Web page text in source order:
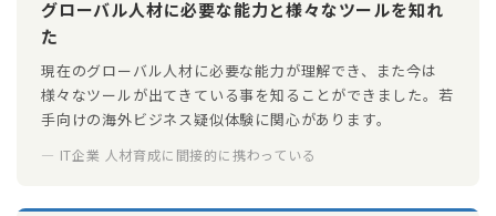
グローバル人材に必要な能力と様々なツールを知れ
た
現在のグローバル人材に必要な能力が理解でき、また今は
様々なツールが出てきている事を知ることができました。若
手向けの海外ビジネス疑似体験に関心があります。
— IT企業 人材育成に間接的に携わっている